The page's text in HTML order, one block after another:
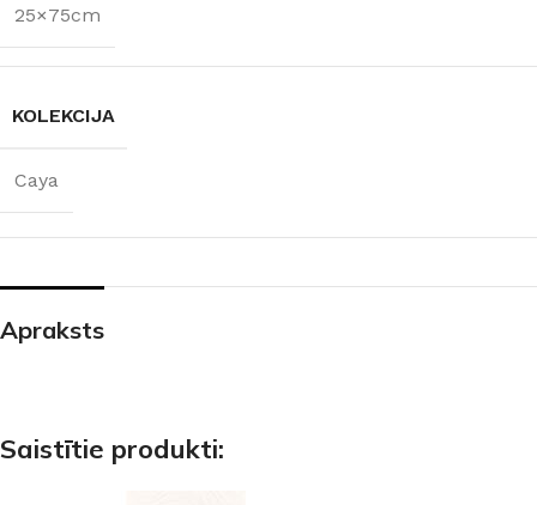
25×75cm
KOLEKCIJA
Caya
Apraksts
Saistītie produkti: